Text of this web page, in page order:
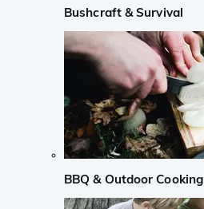
Bushcraft & Survival
BBQ & Outdoor Cooking